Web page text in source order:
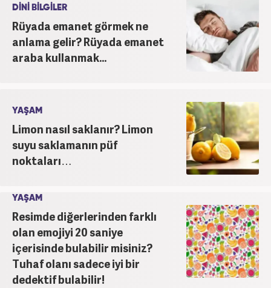
DİNİ BİLGİLER
Rüyada emanet görmek ne
anlama gelir? Rüyada emanet
araba kullanmak...
YAŞAM
Limon nasıl saklanır? Limon
suyu saklamanın püf
noktaları…
YAŞAM
Resimde diğerlerinden farklı
olan emojiyi 20 saniye
içerisinde bulabilir misiniz?
Tuhaf olanı sadece iyi bir
dedektif bulabilir!